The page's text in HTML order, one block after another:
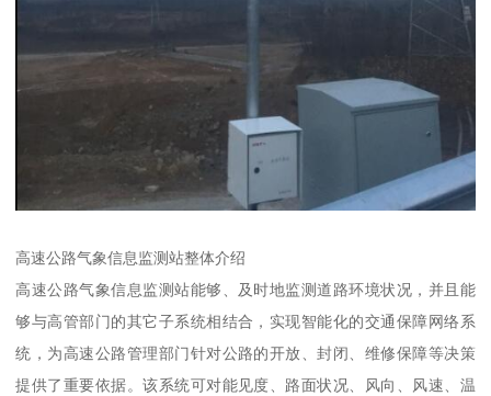
高速公路气象信息监测站整体介绍
高速公路气象信息监测站能够、及时地监测道路环境状况，并且能
够与高管部门的其它子系统相结合，实现智能化的交通保障网络系
统，为高速公路管理部门针对公路的开放、封闭、维修保障等决策
提供了重要依据。该系统可对能见度、路面状况、风向、风速、温